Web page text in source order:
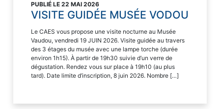
PUBLIÉ LE 22 MAI 2026
VISITE GUIDÉE MUSÉE VODOU
Le CAES vous propose une visite nocturne au Musée
Vaudou, vendredi 19 JUIN 2026. Visite guidée au travers
des 3 étages du musée avec une lampe torche (durée
environ 1h15). À partir de 19h30 suivie d’un verre de
dégustation. Rendez vous sur place à 19h10 (au plus
tard). Date limite d’inscription, 8 juin 2026. Nombre […]